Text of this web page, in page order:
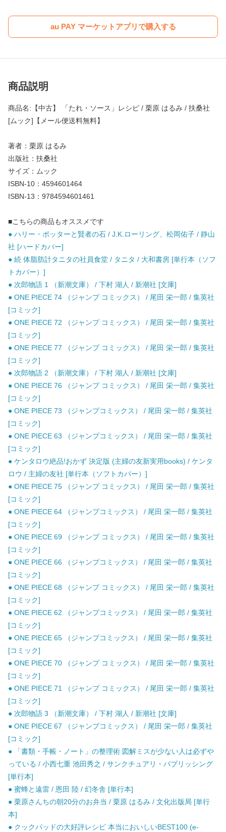
au PAY マーケットアプリで購入する
商品説明
商品名:【中古】 「たれ・ソース」レシピ / 栗原 はるみ / 扶桑社
[ムック]【メール便送料無料】
著者：栗原 はるみ
出版社：扶桑社
サイズ：ムック
ISBN-10：4594601464
ISBN-13：9784594601461
■こちらの商品もオススメです
● ハリー・ポッターと賢者の石 / J.K.ローリング、松岡佑子 / 静山
社 [ハードカバー]
● 続 体脂肪計タニタの社員食堂 / タニタ / 大和書房 [単行本（ソフ
トカバー）]
● 次郎物語 1 （新潮文庫） / 下村 湖人 / 新潮社 [文庫]
● ONE PIECE 74 （ジャンプ コミックス） / 尾田 栄一郎 / 集英社
[コミック]
● ONE PIECE 72 （ジャンプ コミックス） / 尾田 栄一郎 / 集英社
[コミック]
● ONE PIECE 77 （ジャンプ コミックス） / 尾田 栄一郎 / 集英社
[コミック]
● 次郎物語 2 （新潮文庫） / 下村 湖人 / 新潮社 [文庫]
● ONE PIECE 76 （ジャンプ コミックス） / 尾田 栄一郎 / 集英社
[コミック]
● ONE PIECE 73 （ジャンプコミックス） / 尾田 栄一郎 / 集英社
[コミック]
● ONE PIECE 63 （ジャンプコミックス） / 尾田 栄一郎 / 集英社
[コミック]
● ケンタロウ絶品!おかず 決定版 (主婦の友新実用books) / ケンタ
ロウ / 主婦の友社 [単行本（ソフトカバー）]
● ONE PIECE 75 （ジャンプ コミックス） / 尾田 栄一郎 / 集英社
[コミック]
● ONE PIECE 64 （ジャンプコミックス） / 尾田 栄一郎 / 集英社
[コミック]
● ONE PIECE 69 （ジャンプ コミックス） / 尾田 栄一郎 / 集英社
[コミック]
● ONE PIECE 66 （ジャンプコミックス） / 尾田 栄一郎 / 集英社
[コミック]
● ONE PIECE 68 （ジャンプ コミックス） / 尾田 栄一郎 / 集英社
[コミック]
● ONE PIECE 62 （ジャンプコミックス） / 尾田 栄一郎 / 集英社
[コミック]
● ONE PIECE 65 （ジャンプコミックス） / 尾田 栄一郎 / 集英社
[コミック]
● ONE PIECE 70 （ジャンプ コミックス） / 尾田 栄一郎 / 集英社
[コミック]
● ONE PIECE 71 （ジャンプ コミックス） / 尾田 栄一郎 / 集英社
[コミック]
● 次郎物語 3 （新潮文庫） / 下村 湖人 / 新潮社 [文庫]
● ONE PIECE 67 （ジャンプコミックス） / 尾田 栄一郎 / 集英社
[コミック]
● 「書類・手帳・ノート」の整理術 図解ミスが少ない人は必ずや
っている / 小西七重 池田秀之 / サンクチュアリ・パブリッシング
[単行本]
● 蜜蜂と遠雷 / 恩田 陸 / 幻冬舎 [単行本]
● 栗原さんちの朝20分のお弁当 / 栗原 はるみ / 文化出版局 [単行
本]
● クックパッドの大好評レシピ 本当においしいBEST100 (e-